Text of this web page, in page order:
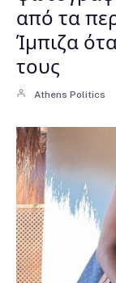
από τα
Ίμπιζα
τους
Athens Politics